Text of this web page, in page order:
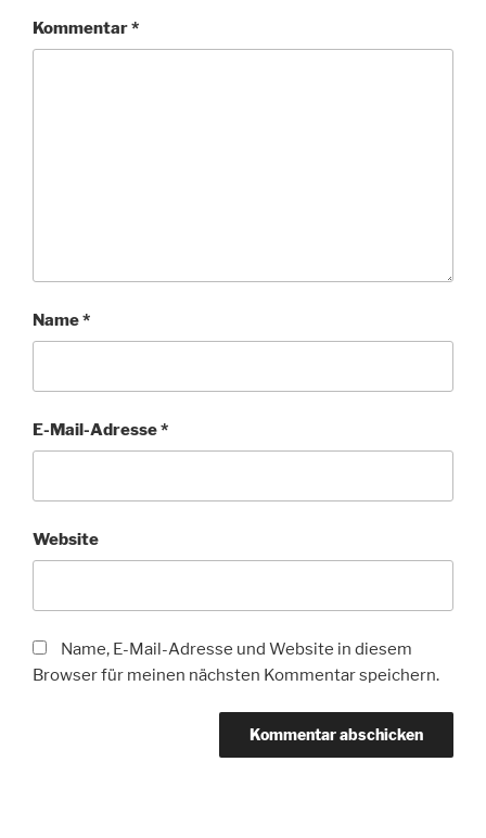
Kommentar*
Name*
E-Mail-Adresse*
Website
Name, E-Mail-Adresse und Website in diesem
Browser für meinen nächsten Kommentar speichern.